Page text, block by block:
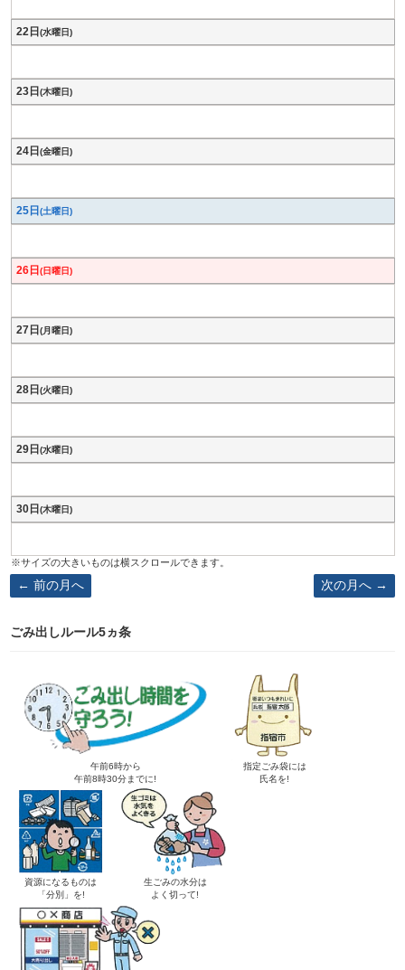
22日 (水曜日)
23日 (木曜日)
24日 (金曜日)
25日 (土曜日)
26日 (日曜日)
27日 (月曜日)
28日 (火曜日)
29日 (水曜日)
30日 (木曜日)
前の月へ 次の月へ
ごみ出しルール5ヵ条
午前6時から
午前8時30分までに!
指定ごみ袋には
氏名を!
資源になるものは
「分別」を!
生ごみの水分は
よく切って!